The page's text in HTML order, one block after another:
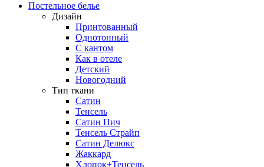
Постельное белье
Дизайн
Принтованный
Однотонный
С кантом
Как в отеле
Детский
Новогодний
Тип ткани
Сатин
Тенсель
Сатин Пич
Тенсель Страйп
Сатин Делюкс
Жаккард
Хлопок+Тенсель